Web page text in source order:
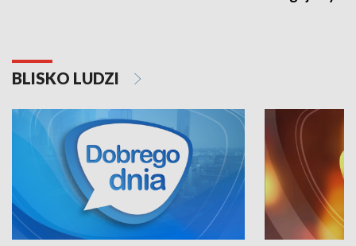
BLISKO LUDZI